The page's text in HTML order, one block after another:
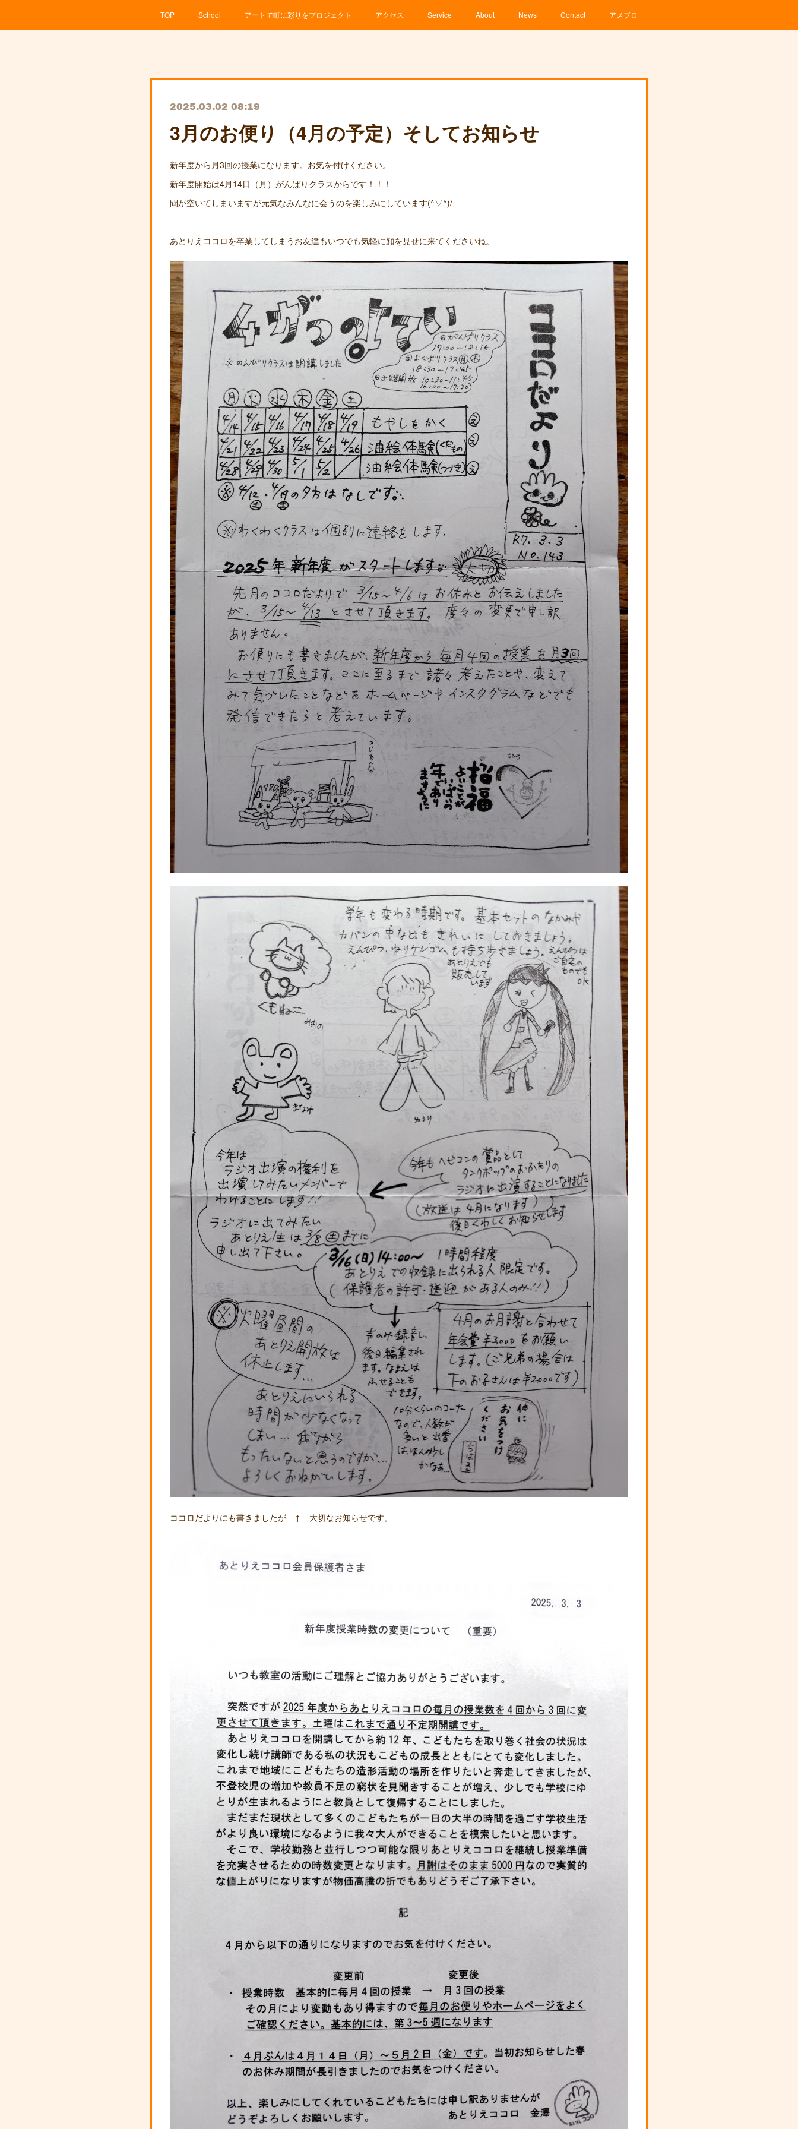
TOP School アートで町に彩りをプロジェクト アクセス Service About News Contact アメブロ
2025.03.02 08:19
3月のお便り（4月の予定）そしてお知らせ
新年度から月3回の授業になります。お気を付けください。
新年度開始は4月14日（月）がんばりクラスからです！！！
間が空いてしまいますが元気なみんなに会うのを楽しみにしています(^▽^)/
あとりえココロを卒業してしまうお友達もいつでも気軽に顔を見せに来てくださいね。
ココロだよりにも書きましたが ↑ 大切なお知らせです。